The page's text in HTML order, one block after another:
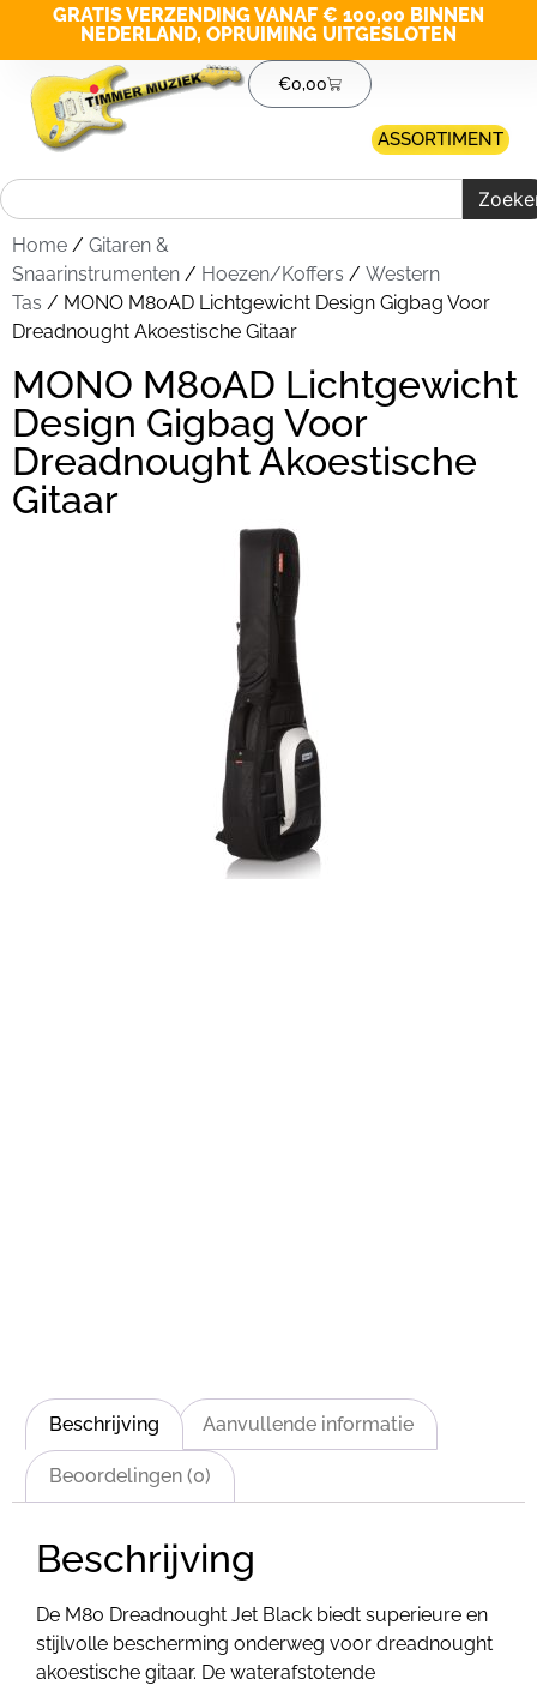
GRATIS VERZENDING VANAF € 100,00 BINNEN
NEDERLAND, OPRUIMING UITGESLOTEN
€0,00
ASSORTIMENT
Home / Gitaren &
Snaarinstrumenten / Hoezen/Koffers / Western
Tas / MONO M80AD Lichtgewicht Design Gigbag Voor
Dreadnought Akoestische Gitaar
MONO M80AD Lichtgewicht
Design Gigbag Voor
Dreadnought Akoestische
Gitaar
Beschrijving Aanvullende informatie
Beoordelingen (0)
Beschrijving
De M80 Dreadnought Jet Black biedt superieure en
stijlvolle bescherming onderweg voor dreadnought
akoestische gitaar. De waterafstotende